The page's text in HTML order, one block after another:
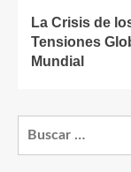
La Crisis de
Tensiones
Mundial